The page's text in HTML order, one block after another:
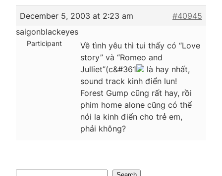
December 5, 2003 at 2:23 am
#40945
saigonblackeyes
Participant
Về tình yêu thì tui thấy có “Love
story” và “Romeo and
Julliet”(c&#361
là hay nhất,
sound track kinh điển lun!
Forest Gump cũng rất hay, rồi
phim home alone cũng có thể
nói la kinh điển cho trẻ em,
phải không?